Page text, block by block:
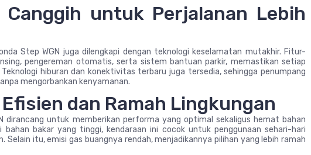
Canggih untuk Perjalanan Lebih
Step WGN juga dilengkapi dengan teknologi keselamatan mutakhir. Fitur-
pengereman otomatis, serta sistem bantuan parkir, memastikan setiap
hiburan dan konektivitas terbaru juga tersedia, sehingga penumpang
mengorbankan kenyamanan.
dan Ramah Lingkungan
dirancang untuk memberikan performa yang optimal sekaligus hemat bahan
bahan bakar yang tinggi, kendaraan ini cocok untuk penggunaan sehari-hari
Selain itu, emisi gas buangnya rendah, menjadikannya pilihan yang lebih ramah